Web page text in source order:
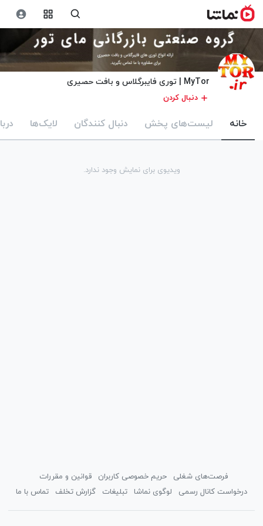
MyTor | توری فایبرگلاس و بافت حصیری
دنبال کردن
خانه لیست‌های پخش دنبال کنندگان لایک‌ها
ویدیوی برای نمایش وجود ندارد.
فرصت‌های شغلی حریم خصوصی کاربران
قوانین و مقررات
درخواست کانال رسمی
لوگوی نماشا تبلیغات گزارش تخلف تماس با ما